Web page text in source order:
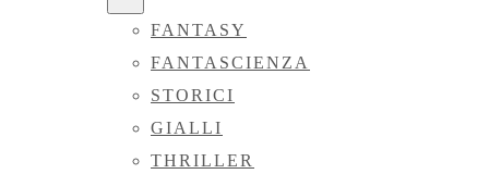
FANTASY
FANTASCIENZA
STORICI
GIALLI
THRILLER